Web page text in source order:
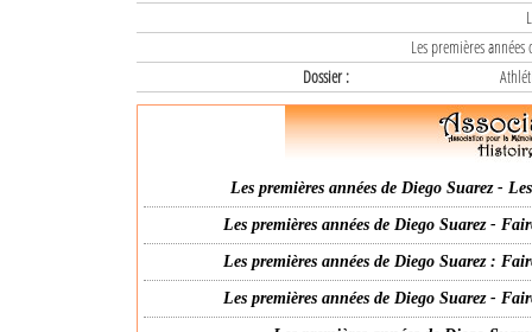
Les premières
Dossier :
Les premières années de Diego Suarez -
Les premières années de Diego Suarez -
Les premières années de Diego Suarez :
Les premières années de Diego Suarez -